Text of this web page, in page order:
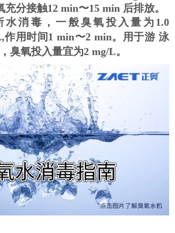
充分接触12 min〜15 min 后排放。
水消毒，一般臭氧投入量为 1.0
作用时间 1 min〜2 min。用于游 泳
臭氧投入量宜为2 mg/L。